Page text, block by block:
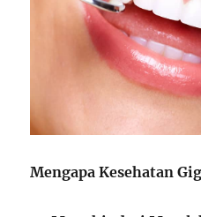
Mengapa Kesehatan